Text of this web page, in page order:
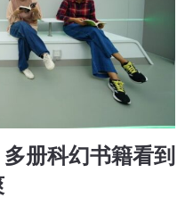
册科幻书籍看到